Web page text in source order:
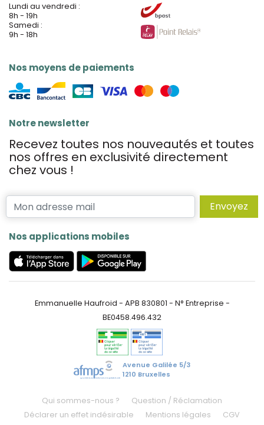
Lundi au vendredi :
8h - 19h
Samedi :
9h - 18h
Nos moyens de paiements
Notre newsletter
Recevez toutes nos nouveautés et toutes
nos offres en exclusivité directement
chez vous !
Envoyez
Nos applications mobiles
Emmanuelle Haufroid - APB 830801 - N° Entreprise -
BE0458.496.432
Avenue Galilée 5/3
1210 Bruxelles
Qui sommes-nous ?
Question / Réclamation
Déclarer un effet indésirable
Mentions légales
CGV